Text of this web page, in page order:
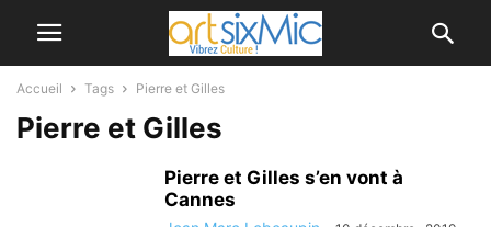
Accueil Tags Pierre et Gilles
Pierre et Gilles
Pierre et Gilles s’en vont à
Cannes